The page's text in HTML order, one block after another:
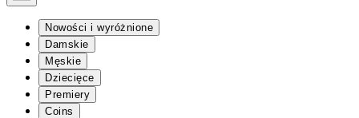
Nowości i wyróżnione
Damskie
Męskie
Dziecięce
Premiery
Coins